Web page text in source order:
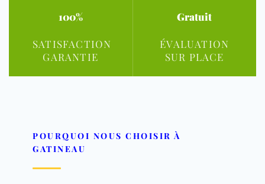
100%
SATISFACTION
GARANTIE
Gratuit
ÉVALUATION
SUR PLACE
POURQUOI NOUS CHOISIR À
GATINEAU